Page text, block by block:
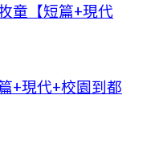
童【短篇+現代
+現代+校園到都